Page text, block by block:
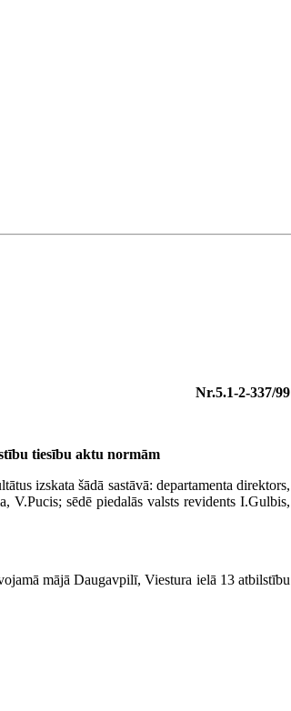
Nr.5.1-2-337/99
tiesību aktu normām
izskata šādā sastāvā: departamenta direktors,
sēdē piedalās valsts revidents I.Gulbis,
mājā Daugavpilī, Viestura ielā 13 atbilstību